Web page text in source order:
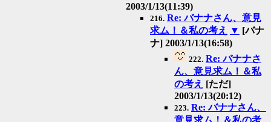
2003/1/13(11:39)
216. Re: バナナさん、意見
求ム！＆私の考え
▼ [バナ
ナ] 2003/1/13(16:58)
222. Re: バナナさ
ん、意見求ム！＆私
の考え [ただ]
2003/1/13(20:12)
223. Re: バナナさん、
意見求ム！＆私の考